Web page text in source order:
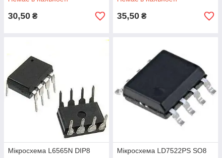
30,50 ₴ 35,50 ₴
Мікросхема L6565N DIP8
Мікросхема LD7522PS SO8